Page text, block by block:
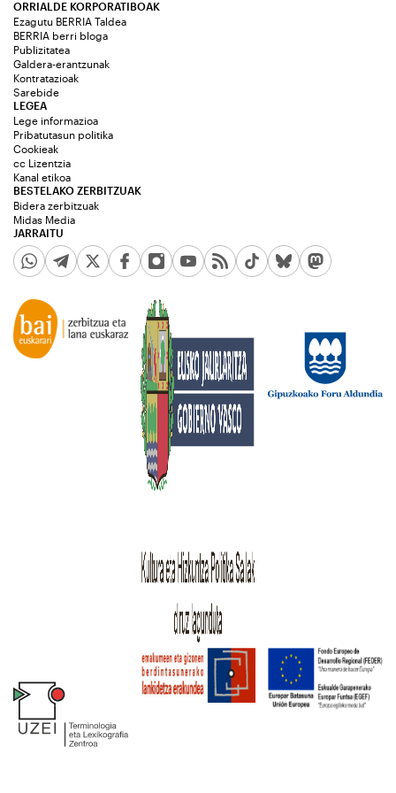
ORRIALDE KORPORATIBOAK
Ezagutu BERRIA Taldea
BERRIA berri bloga
Publizitatea
Galdera-erantzunak
Kontratazioak
Sarebide
JARRAITU
LEGEA
Lege informazioa
Pribatutasun politika
Cookieak
cc Lizentzia
Kanal etikoa
BESTELAKO ZERBITZUAK
Bidera zerbitzuak
Midas Media